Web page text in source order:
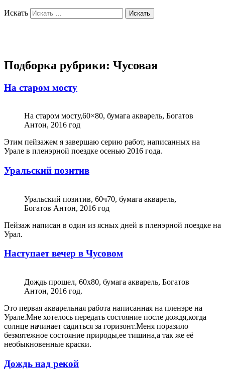
Искать
Подборка рубрики: Чусовая
На старом мосту
На старом мосту,60×80, бумага акварель, Богатов
Антон, 2016 год
Этим пейзажем я завершаю серию работ, написанных на
Урале в пленэрной поездке осенью 2016 года.
Уральский позитив
Уральский позитив, 60ч70, бумага акварель,
Богатов Антон, 2016 год
Пейзаж написан в один из ясных дней в пленэрной поездке на
Урал.
Наступает вечер в Чусовом
Дождь прошел, 60х80, бумага акварель, Богатов
Антон, 2016 год.
Это первая акварельная работа написанная на пленэре на
Урале.Мне хотелось передать состояние после дождя,когда
солнце начинает садиться за горизонт.Меня поразило
безмятежное состояние природы,ее тишина,а так же её
необыкновенные краски.
Дождь над рекой